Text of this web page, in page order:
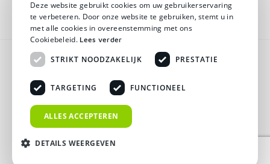
Algemene voorwaarden
Disclaimer
Privacy verklaring
DUTCH
Deze website gebruikt cookies om uw gebruikerservaring
te verbeteren. Door onze website te gebruiken, stemt u in
met alle cookies in overeenstemming met ons
Cookiebeleid. Lees verder
STRIKT NOODZAKELIJK PRESTATIE
TARGETING FUNCTIONEEL
ALLES ACCEPTEREN
DETAILS WEERGEVEN